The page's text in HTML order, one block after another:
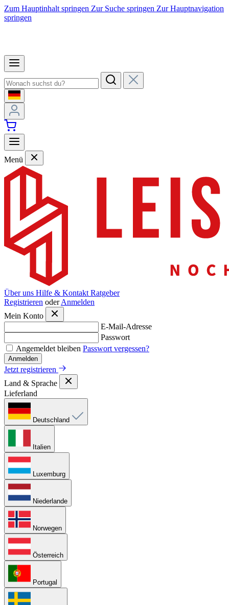
Zum Hauptinhalt springen Zur Suche springen Zur Hauptnavigation
springen
Menü
Über uns Hilfe & Kontakt Ratgeber
Registrieren oder Anmelden
Mein Konto
E-Mail-Adresse
Passwort
Angemeldet bleiben Passwort vergessen?
Anmelden
Jetzt registrieren
Land & Sprache
Lieferland
Deutschland
Italien
Luxemburg
Niederlande
Norwegen
Österreich
Portugal